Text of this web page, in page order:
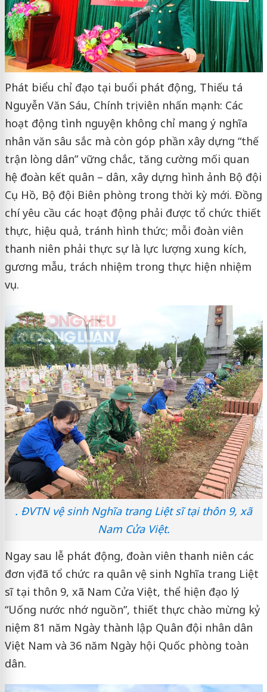
Phát biểu chỉ đạo tại buổi phát động, Thiếu tá
Nguyễn Văn Sáu, Chính trị viên nhấn mạnh: Các
hoạt động tình nguyện không chỉ mang ý nghĩa
nhân văn sâu sắc mà còn góp phần xây dựng “thế
trận lòng dân” vững chắc, tăng cường mối quan
hệ đoàn kết quân – dân, xây dựng hình ảnh Bộ đội
Cụ Hồ, Bộ đội Biên phòng trong thời kỳ mới. Đồng
chí yêu cầu các hoạt động phải được tổ chức thiết
thực, hiệu quả, tránh hình thức; mỗi đoàn viên
thanh niên phải thực sự là lực lượng xung kích,
gương mẫu, trách nhiệm trong thực hiện nhiệm
vụ.
. ĐVTN vệ sinh Nghĩa trang Liệt sĩ tại thôn 9, xã
Nam Cửa Việt.
Ngay sau lễ phát động, đoàn viên thanh niên các
đơn vị đã tổ chức ra quân vệ sinh Nghĩa trang Liệt
sĩ tại thôn 9, xã Nam Cửa Việt, thể hiện đạo lý
“Uống nước nhớ nguồn”, thiết thực chào mừng kỷ
niệm 81 năm Ngày thành lập Quân đội nhân dân
Việt Nam và 36 năm Ngày hội Quốc phòng toàn
dân.